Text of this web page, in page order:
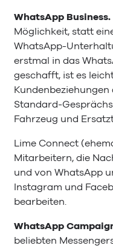
WhatsApp Business.
Möglichkeit, statt
WhatsApp-
erstmal in das
geschafft, ist es
Standard-
Fahrzeug und
Lime Connect
Mitarbeitern, die
und von WhatsApp
Instagram und
bearbeiten.
WhatsApp
beliebten